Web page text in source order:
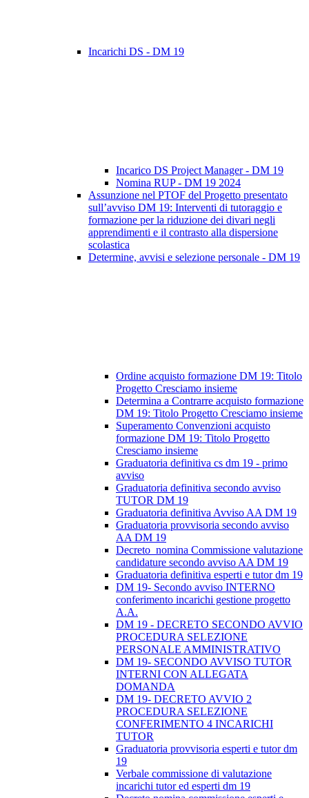
Incarichi DS - DM 19
Incarico DS Project Manager - DM 19
Nomina RUP - DM 19 2024
Assunzione nel PTOF del Progetto presentato
sull’avviso DM 19: Interventi di tutoraggio e
formazione per la riduzione dei divari negli
apprendimenti e il contrasto alla dispersione
scolastica
Determine, avvisi e selezione personale - DM 19
Ordine acquisto formazione DM 19: Titolo
Progetto Cresciamo insieme
Determina a Contrarre acquisto formazione
DM 19: Titolo Progetto Cresciamo insieme
Superamento Convenzioni acquisto
formazione DM 19: Titolo Progetto
Cresciamo insieme
Graduatoria definitiva cs dm 19 - primo
avviso
Graduatoria definitiva secondo avviso
TUTOR DM 19
Graduatoria definitiva Avviso AA DM 19
Graduatoria provvisoria secondo avviso
AA DM 19
Decreto_nomina Commissione valutazione
candidature secondo avviso AA DM 19
Graduatoria definitiva esperti e tutor dm 19
DM 19- Secondo avviso INTERNO
conferimento incarichi gestione progetto
A.A.
DM 19 - DECRETO SECONDO AVVIO
PROCEDURA SELEZIONE
PERSONALE AMMINISTRATIVO
DM 19- SECONDO AVVISO TUTOR
INTERNI CON ALLEGATA
DOMANDA
DM 19- DECRETO AVVIO 2
PROCEDURA SELEZIONE
CONFERIMENTO 4 INCARICHI
TUTOR
Graduatoria provvisoria esperti e tutor dm
19
Verbale commissione di valutazione
incarichi tutor ed esperti dm 19